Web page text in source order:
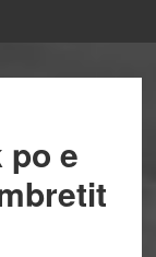
po e